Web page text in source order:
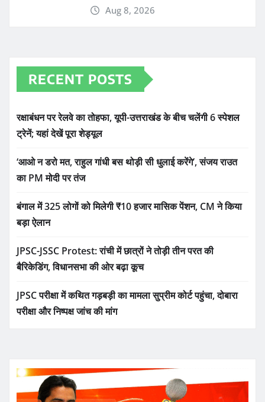
Aug 8, 2026
RECENT POSTS
रक्षाबंधन पर रेलवे का तोहफा, यूपी-उत्तराखंड के बीच चलेंगी 6 स्पेशल
ट्रेनें; यहां देखें पूरा शेड्यूल
‘आओ न डरो मत, राहुल गांधी बस थोड़ी सी धुलाई करेंगे’, संजय राउत
का PM मोदी पर तंज
बंगाल में 325 लोगों को मिलेगी ₹10 हजार मासिक पेंशन, CM ने किया
बड़ा ऐलान
JPSC-JSSC Protest: रांची में छात्रों ने तोड़ी तीन परत की
बैरिकेडिंग, विधानसभा की ओर बढ़ा कूच
JPSC परीक्षा में कथित गड़बड़ी का मामला सुप्रीम कोर्ट पहुंचा, दोबारा
परीक्षा और निष्पक्ष जांच की मांग